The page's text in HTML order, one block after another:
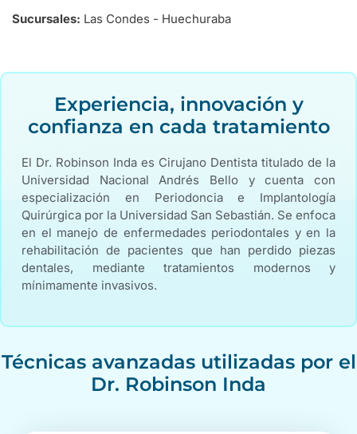
Sucursales: Las Condes - Huechuraba
Experiencia, innovación y
confianza en cada tratamiento
El Dr. Robinson Inda es Cirujano Dentista titulado de la
Universidad Nacional Andrés Bello y cuenta con
especialización en Periodoncia e Implantología
Quirúrgica por la Universidad San Sebastián. Se enfoca
en el manejo de enfermedades periodontales y en la
rehabilitación de pacientes que han perdido piezas
dentales, mediante tratamientos modernos y
mínimamente invasivos.
Técnicas avanzadas utilizadas por el
Dr. Robinson Inda